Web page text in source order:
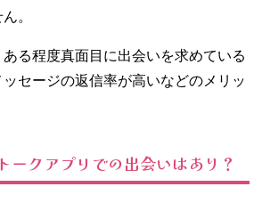
。
る程度真面目に出会いを求めている
セージの返信率が高いなどのメリッ
ークアプリでの出会いはあり？